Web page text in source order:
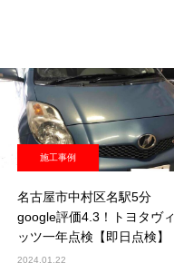
施工事例
名古屋市中村区名駅5分
google評価4.3！トヨタヴィ
ッツ一年点検【即日点検】
2024.01.22